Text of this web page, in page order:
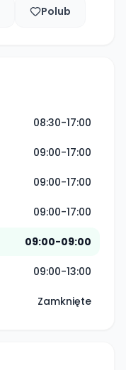
Polub
08:30-17:00
09:00-17:00
09:00-17:00
09:00-17:00
09:00-09:00
09:00-13:00
Zamknięte